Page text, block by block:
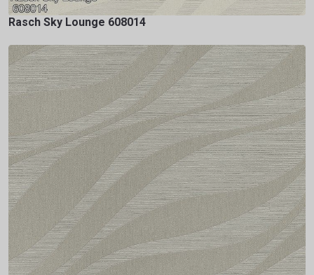
Rasch Sky Lounge 608014